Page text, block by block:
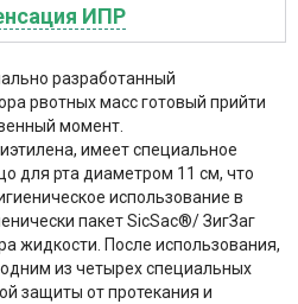
ИПР
разработанный
рвотных масс готовый прийти
момент.
имеет специальное
для рта диаметром 11 см, что
использование в
пакет SicSac®/ ЗигЗаг
жидкости. После использования,
из четырех специальных
защиты от протекания и